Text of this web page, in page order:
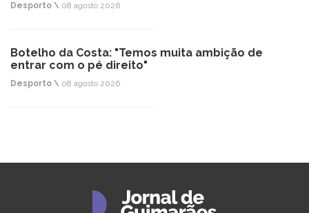
Desporto \ 08 agosto 2026
Botelho da Costa: "Temos muita ambição de
entrar com o pé direito"
Desporto \ 08 agosto 2026